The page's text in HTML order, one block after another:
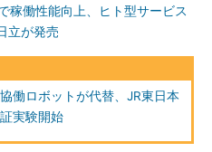
稼働性能向上、ヒト型サービス
立が発売
働ロボットが代替、JR東日本
実験開始